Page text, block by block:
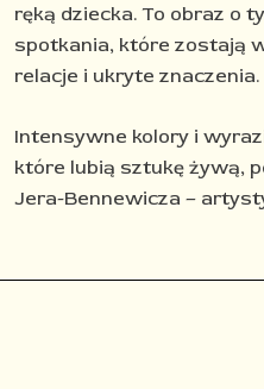
ręką dziecka. To obraz o
spotkania, które zostają
relacje i ukryte znaczenia.
Intensywne kolory i
które lubią sztukę żywą,
Jera-Bennewicza –